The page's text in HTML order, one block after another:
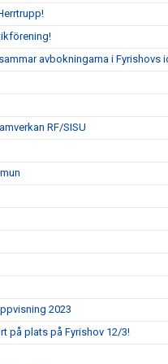
avbokningarna i Fyrishovs
RF/SISU
2023
på plats på Fyrishov 12/3!